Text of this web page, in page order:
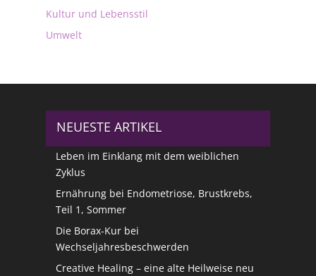
Kultur und Lebensstil
Umwelt
NEUESTE ARTIKEL
Leben im Einklang mit dem weiblichen
Zyklus
Ernährung bei Endometriose, Brustkrebs,
Teil 1, Sommer
Die Borax-Kur bei
Wechseljahresbeschwerden
Creative Healing – eine alte Heilweise neu